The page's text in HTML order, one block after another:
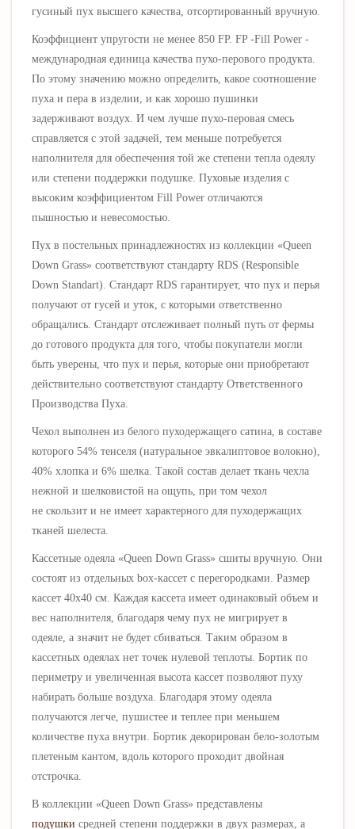
гусиный пух высшего качества, отсортированный вручную.
Коэффициент упругости не менее 850 FP. FP -Fill Power -
международная единица качества пухо-перового продукта.
По этому значению можно определить, какое соотношение
пуха и пера в изделии, и как хорошо пушинки
задерживают воздух. И чем лучше пухо-перовая смесь
справляется с этой задачей, тем меньше потребуется
наполнителя для обеспечения той же степени тепла одеялу
или степени поддержки подушке. Пуховые изделия с
высоким коэффициентом Fill Power отличаются
пышностью и невесомостью.
Пух в постельных принадлежностях из коллекции «Queen
Down Grass» соответствуют стандарту RDS (Responsible
Down Standart). Стандарт RDS гарантирует, что пух и перья
получают от гусей и уток, с которыми ответственно
обращались. Стандарт отслеживает полный путь от фермы
до готового продукта для того, чтобы покупатели могли
быть уверены, что пух и перья, которые они приобретают
действительно соответствуют стандарту Ответственного
Производства Пуха.
Чехол выполнен из белого пуходержащего сатина, в составе
которого 54% тенселя (натуральное эвкалиптовое волокно),
40% хлопка и 6% шелка. Такой состав делает ткань чехла
нежной и шелковистой на ощупь, при том чехол
не скользит и не имеет характерного для пуходержащих
тканей шелеста.
Кассетные одеяла «Queen Down Grass» сшиты вручную. Они
состоят из отдельных box-кассет с перегородками. Размер
кассет 40х40 см. Каждая кассета имеет одинаковый объем и
вес наполнителя, благодаря чему пух не мигрирует в
одеяле, а значит не будет сбиваться. Таким образом в
кассетных одеялах нет точек нулевой теплоты. Бортик по
периметру и увеличенная высота кассет позволяют пуху
набирать больше воздуха. Благодаря этому одеяла
получаются легче, пушистее и теплее при меньшем
количестве пуха внутри. Бортик декорирован бело-золотым
плетеным кантом, вдоль которого проходит двойная
отстрочка.
В коллекции «Queen Down Grass» представлены
подушки средней степени поддержки в двух размерах, а